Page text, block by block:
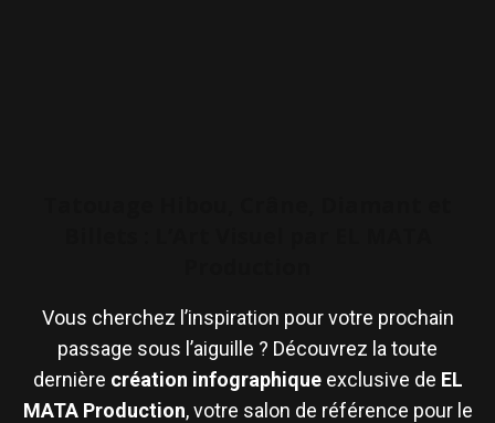
Vous cherchez l’inspiration pour votre prochain
passage sous l’aiguille ? Découvrez la toute
dernière création infographiqueexclusive de EL
MATA Production, votre salon de référence pour le